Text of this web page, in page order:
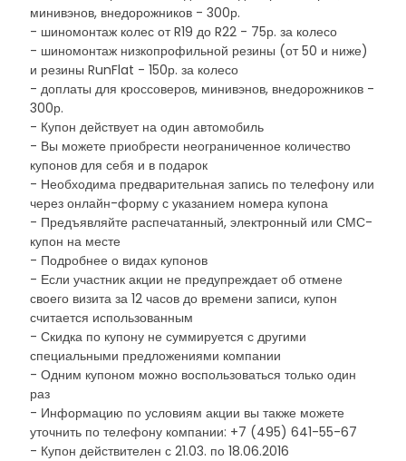
минивэнов, внедорожников - 300р.
- шиномонтаж колес от R19 до R22 - 75р. за колесо
- шиномонтаж низкопрофильной резины (от 50 и ниже)
и резины RunFlat - 150р. за колесо
- доплаты для кроссоверов, минивэнов, внедорожников -
300р.
- Купон действует на один автомобиль
- Вы можете приобрести неограниченное количество
купонов для себя и в подарок
- Необходима предварительная запись по телефону или
через онлайн-форму с указанием номера купона
- Предъявляйте распечатанный, электронный или СМС-
купон на месте
- Подробнее о видах купонов
- Если участник акции не предупреждает об отмене
своего визита за 12 часов до времени записи, купон
считается использованным
- Скидка по купону не суммируется с другими
специальными предложениями компании
- Одним купоном можно воспользоваться только один
раз
- Информацию по условиям акции вы также можете
уточнить по телефону компании: +7 (495) 641-55-67
- Купон действителен с 21.03. по 18.06.2016